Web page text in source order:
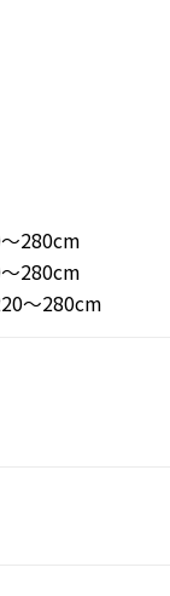
280cm
280cm
～280cm